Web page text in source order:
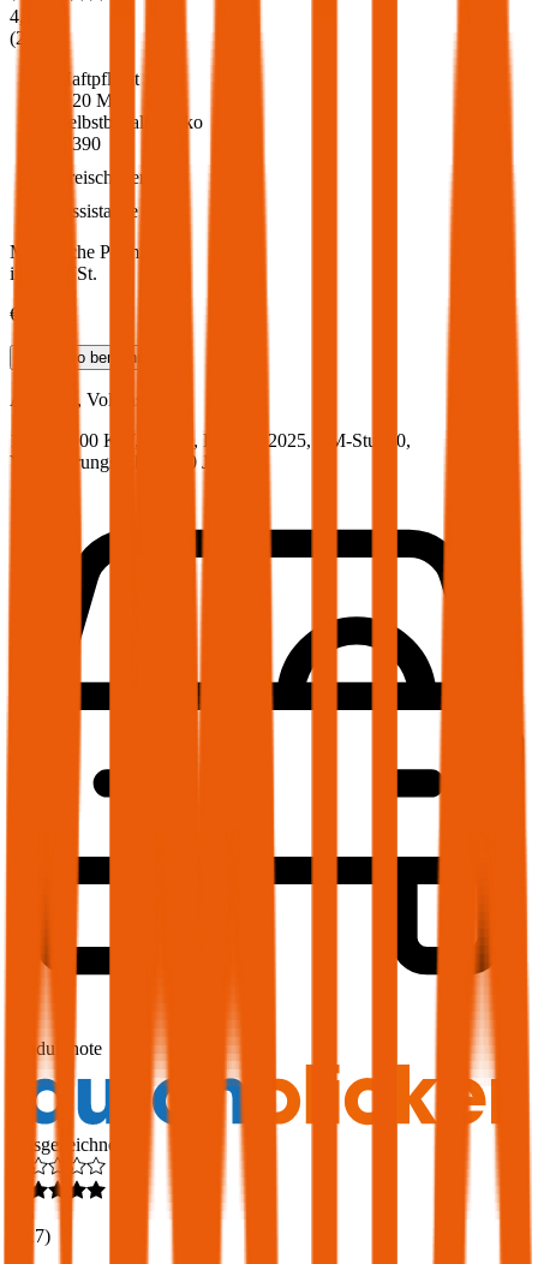
4,6
(217
Haftpflicht
€ 20 Mio.
Selbstbehalt Kasko
€ 390
Freischaden
Assistance
Monatliche Prämie
inkl. mVSt.
€ 118,52
Teilkasko berechnen
Audi
Q5, Vollkasko
136 PS/100 KW, hybrid, Baujahr 2025, BM-Stufe 0,
Versicherungsnehmer 30 Jahre
Produktnote
Ausgezeichnet
217)